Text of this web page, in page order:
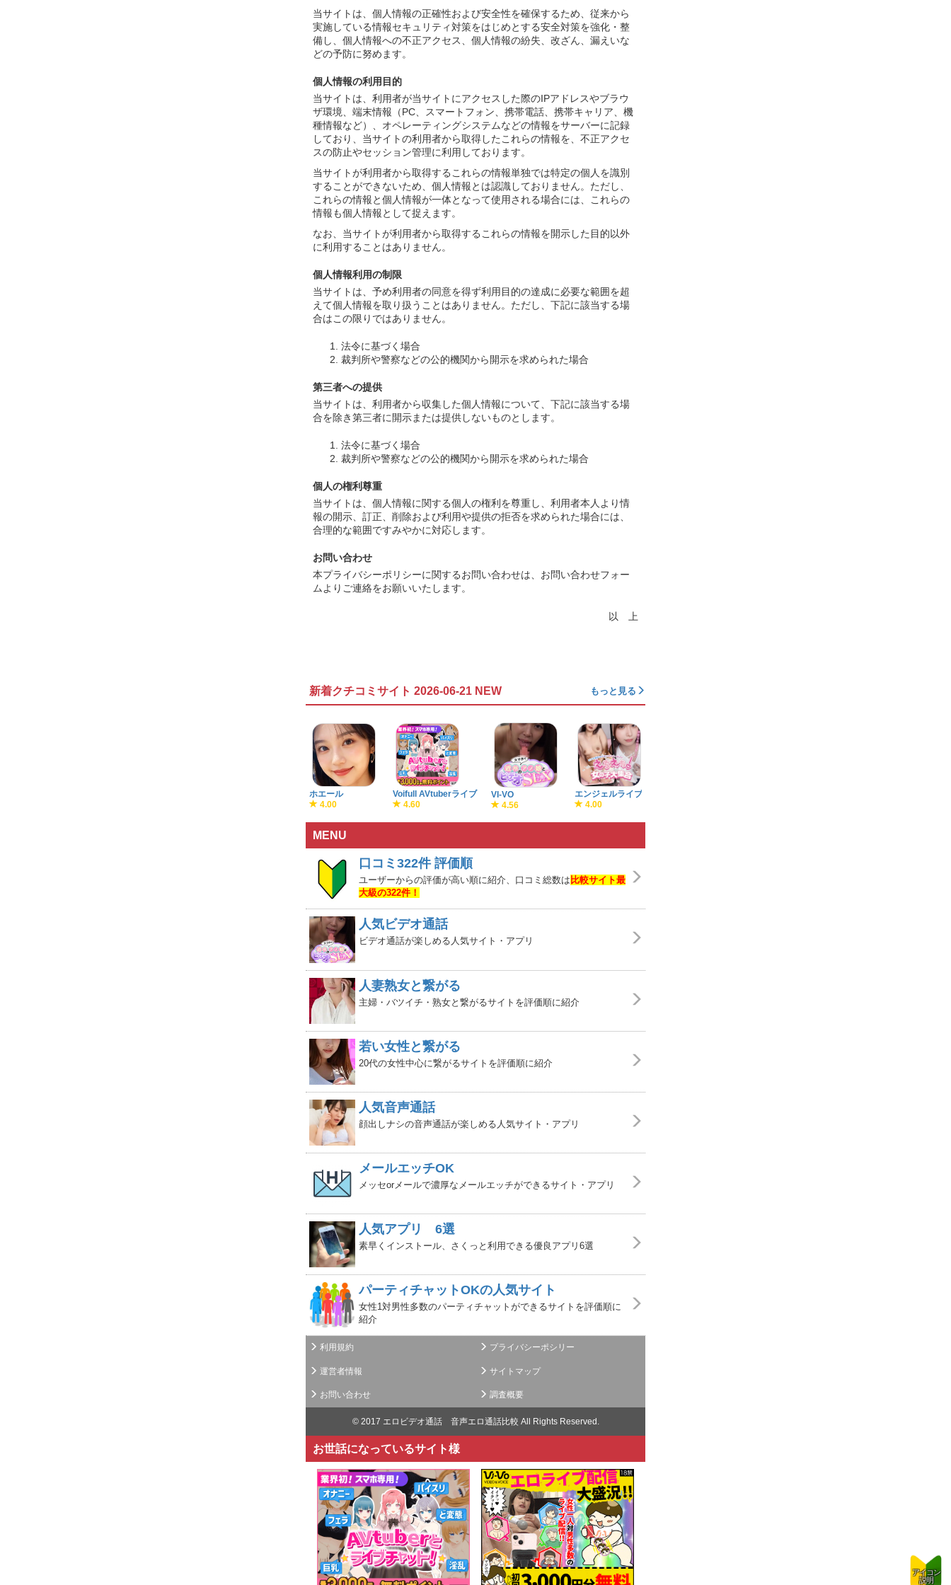
当サイトは、個人情報の正確性および安全性を確保するため、従来から
実施している情報セキュリティ対策をはじめとする安全対策を強化・整
備し、個人情報への不正アクセス、個人情報の紛失、改ざん、漏えいな
どの予防に努めます。
個人情報の利用目的
当サイトは、利用者が当サイトにアクセスした際のIPアドレスやブラウ
ザ環境、端末情報（PC、スマートフォン、携帯電話、携帯キャリア、機
種情報など）、オペレーティングシステムなどの情報をサーバーに記録
しており、当サイトの利用者から取得したこれらの情報を、不正アクセ
スの防止やセッション管理に利用しております。
当サイトが利用者から取得するこれらの情報単独では特定の個人を識別
することができないため、個人情報とは認識しておりません。ただし、
これらの情報と個人情報が一体となって使用される場合には、これらの
情報も個人情報として捉えます。
なお、当サイトが利用者から取得するこれらの情報を開示した目的以外
に利用することはありません。
個人情報利用の制限
当サイトは、予め利用者の同意を得ず利用目的の達成に必要な範囲を超
えて個人情報を取り扱うことはありません。ただし、下記に該当する場
合はこの限りではありません。
法令に基づく場合
裁判所や警察などの公的機関から開示を求められた場合
第三者への提供
当サイトは、利用者から収集した個人情報について、下記に該当する場
合を除き第三者に開示または提供しないものとします。
法令に基づく場合
裁判所や警察などの公的機関から開示を求められた場合
個人の権利尊重
当サイトは、個人情報に関する個人の権利を尊重し、利用者本人より情
報の開示、訂正、削除および利用や提供の拒否を求められた場合には、
合理的な範囲ですみやかに対応します。
お問い合わせ
本プライバシーポリシーに関するお問い合わせは、お問い合わせフォー
ムよりご連絡をお願いいたします。
以 上
新着クチコミサイト 2026-06-21 NEW もっと見る
ホエール
4.00
Voifull AVtuberライブ
4.60
VI-VO
4.56
エンジェルライブ
4.00
MENU
口コミ322件 評価順
ユーザーからの評価が高い順に紹介、口コミ総数は 比較サイト最
大級の322件！
人気ビデオ通話
ビデオ通話が楽しめる人気サイト・アプリ
人妻熟女と繋がる
主婦・バツイチ・熟女と繋がるサイトを評価順に紹介
若い女性と繋がる
20代の女性中心に繋がるサイトを評価順に紹介
人気音声通話
顔出しナシの音声通話が楽しめる人気サイト・アプリ
メールエッチOK
メッセorメールで濃厚なメールエッチができるサイト・アプリ
人気アプリ 6選
素早くインストール、さくっと利用できる優良アプリ6選
パーティチャットOKの人気サイト
女性1対男性多数のパーティチャットができるサイトを評価順に
紹介
利用規約 プライバシーポシリー
運営者情報 サイトマップ
お問い合わせ 調査概要
© 2017 エロビデオ通話 音声エロ通話比較 All Rights Reserved.
お世話になっているサイト様
アイコン
説明